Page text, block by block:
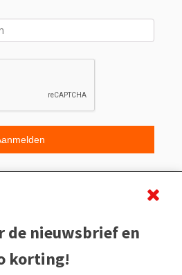
de nieuwsbrief en
korting!